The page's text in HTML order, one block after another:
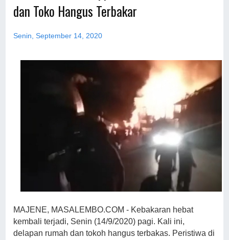
dan Toko Hangus Terbakar
Senin, September 14, 2020
MAJENE, MASALEMBO.COM - Kebakaran hebat
kembali terjadi, Senin (14/9/2020) pagi. Kali ini,
delapan rumah dan tokoh hangus terbakas. Peristiwa di